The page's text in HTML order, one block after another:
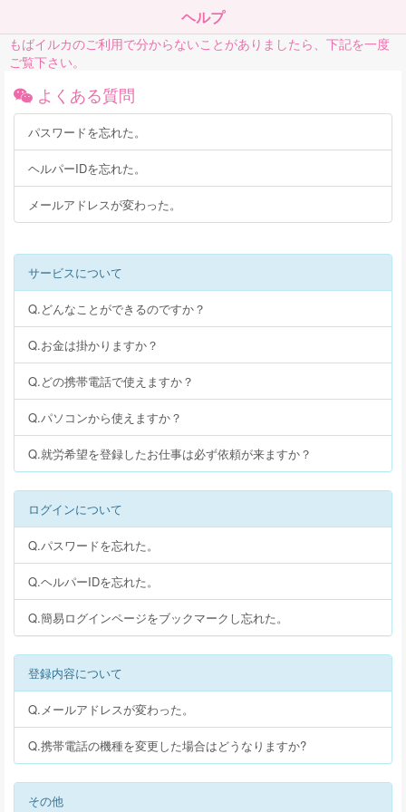
ヘルプ
もばイルカのご利用で分からないことがありましたら、下記を一度
ご覧下さい。
よくある質問
パスワードを忘れた。
ヘルパーIDを忘れた。
メールアドレスが変わった。
サービスについて
Q.どんなことができるのですか？
Q.お金は掛かりますか？
Q.どの携帯電話で使えますか？
Q.パソコンから使えますか？
Q.就労希望を登録したお仕事は必ず依頼が来ますか？
ログインについて
Q.パスワードを忘れた。
Q.ヘルパーIDを忘れた。
Q.簡易ログインページをブックマークし忘れた。
登録内容について
Q.メールアドレスが変わった。
Q.携帯電話の機種を変更した場合はどうなりますか?
その他